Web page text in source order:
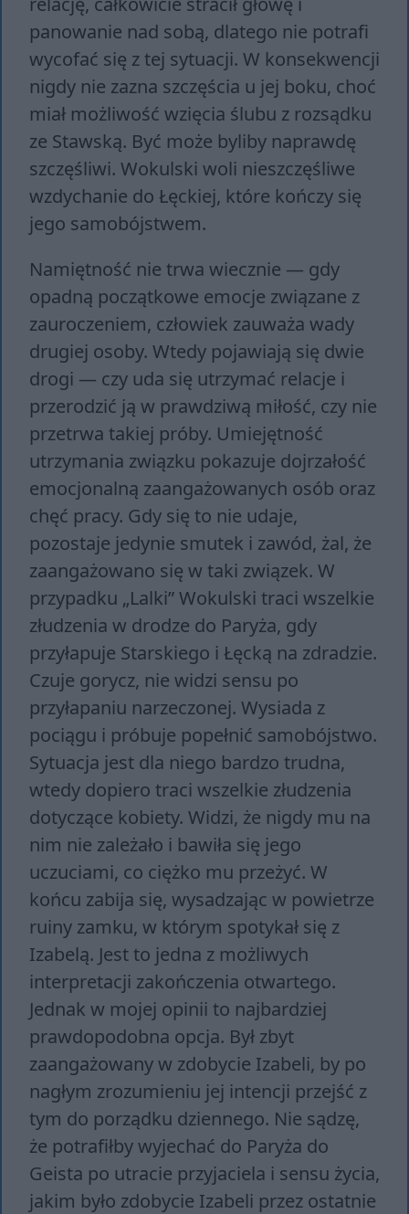
panowanie nad sobą, dlatego nie potrafi
wycofać się z tej sytuacji. W konsekwencji
nigdy nie zazna szczęścia u jej boku, choć
miał możliwość wzięcia ślubu z rozsądku
ze Stawską. Być może byliby naprawdę
szczęśliwi. Wokulski woli nieszczęśliwe
wzdychanie do Łęckiej, które kończy się
jego samobójstwem.
Namiętność nie trwa wiecznie — gdy
opadną początkowe emocje związane z
zauroczeniem, człowiek zauważa wady
drugiej osoby. Wtedy pojawiają się dwie
drogi — czy uda się utrzymać relacje i
przerodzić ją w prawdziwą miłość, czy nie
przetrwa takiej próby. Umiejętność
utrzymania związku pokazuje dojrzałość
emocjonalną zaangażowanych osób oraz
chęć pracy. Gdy się to nie udaje,
pozostaje jedynie smutek i zawód, żal, że
zaangażowano się w taki związek. W
przypadku „Lalki” Wokulski traci wszelkie
złudzenia w drodze do Paryża, gdy
przyłapuje Starskiego i Łęcką na zdradzie.
Czuje gorycz, nie widzi sensu po
przyłapaniu narzeczonej. Wysiada z
pociągu i próbuje popełnić samobójstwo.
Sytuacja jest dla niego bardzo trudna,
wtedy dopiero traci wszelkie złudzenia
dotyczące kobiety. Widzi, że nigdy mu na
nim nie zależało i bawiła się jego
uczuciami, co ciężko mu przeżyć. W
końcu zabija się, wysadzając w powietrze
ruiny zamku, w którym spotykał się z
Izabelą. Jest to jedna z możliwych
interpretacji zakończenia otwartego.
Jednak w mojej opinii to najbardziej
prawdopodobna opcja. Był zbyt
zaangażowany w zdobycie Izabeli, by po
nagłym zrozumieniu jej intencji przejść z
tym do porządku dziennego. Nie sądzę,
że potrafiłby wyjechać do Paryża do
Geista po utracie przyjaciela i sensu życia,
jakim było zdobycie Izabeli przez ostatnie